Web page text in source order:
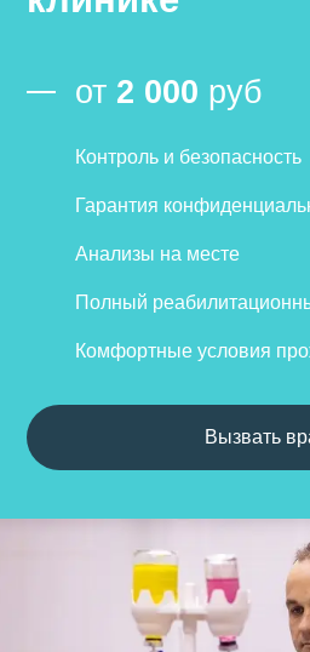
от 2 000 руб
Контроль и безопасность
Гарантия
Анализы на месте
Полный
Комфортные условия
Вызвать